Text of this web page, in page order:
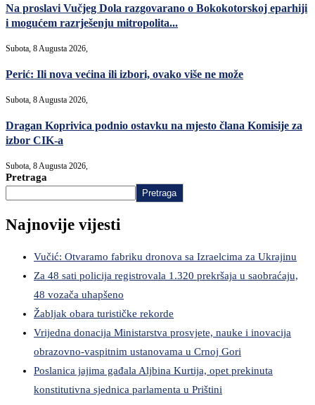
Na proslavi Vučjeg Dola razgovarano o Bokokotorskoj eparhiji
i mogućem razrješenju mitropolita...
Subota, 8 Augusta 2026,
Perić: Ili nova većina ili izbori, ovako više ne može
Subota, 8 Augusta 2026,
Dragan Koprivica podnio ostavku na mjesto člana Komisije za
izbor CIK-a
Subota, 8 Augusta 2026,
Pretraga
Pretraga
Najnovije vijesti
Vučić: Otvaramo fabriku dronova sa Izraelcima za Ukrajinu
Za 48 sati policija registrovala 1.320 prekršaja u saobraćaju,
48 vozača uhapšeno
Žabljak obara turističke rekorde
Vrijedna donacija Ministarstva prosvjete, nauke i inovacija
obrazovno-vaspitnim ustanovama u Crnoj Gori
Poslanica jajima gađala Aljbina Kurtija, opet prekinuta
konstitutivna sjednica parlamenta u Prištini